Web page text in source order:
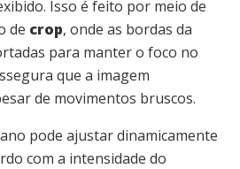
Isso é feito por meio de
de crop, onde as bordas da
para manter o foco no
que a imagem
de movimentos bruscos.
pode ajustar dinamicamente
com a intensidade do